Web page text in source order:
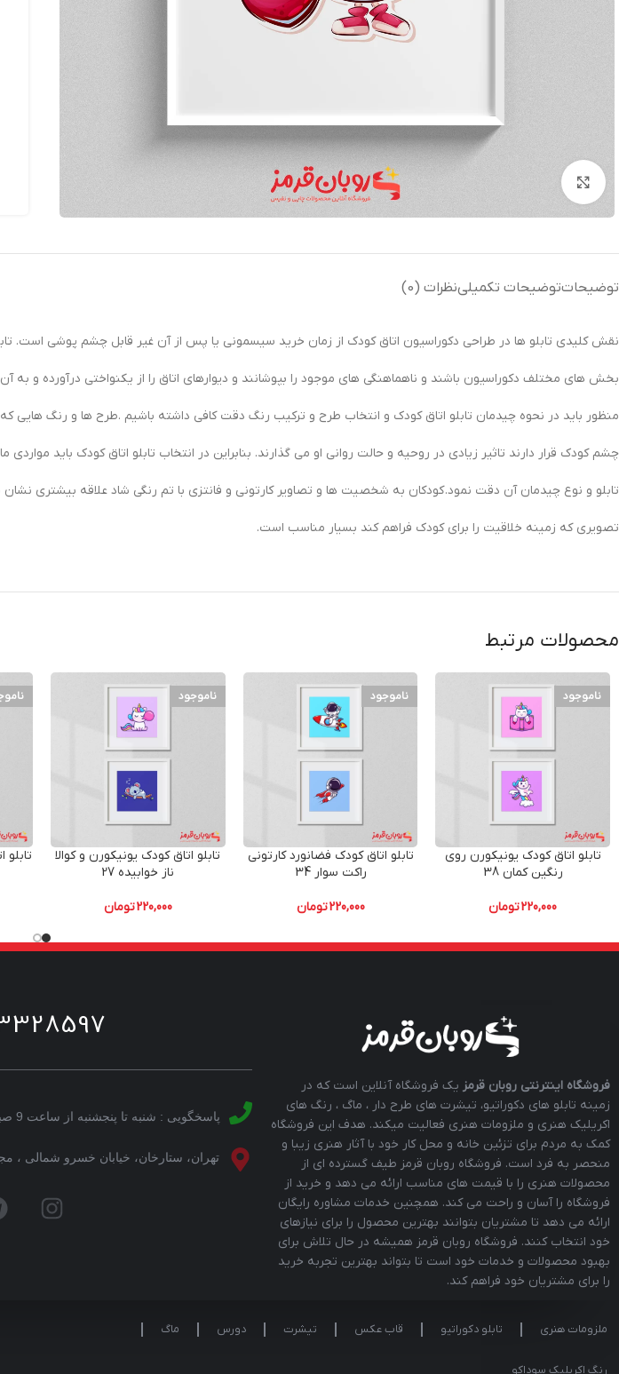
توضیحاتتوضیحات تکمیلینظرات (0)
نقش کلیدی تابلو ها در طراحی دکوراسیون اتاق کودک از زمان خرید سیسمونی یا پس از آن غیر قابل چشم پوشی است.
بخش های مختلف دکوراسیون باشند و ناهماهنگی های موجود را بپوشانند و دیوارهای اتاق را از یکنواختی درآورده و به
منظور باید در نحوه چیدمان تابلو اتاق کودک و انتخاب طرح و ترکیب رنگ دقت کافی داشته باشیم .طرح ها و رنگ هایی که
چشم کودک قرار دارند تاثیر زیادی در روحیه و حالت روانی او می گذارند. بنابراین در انتخاب تابلو اتاق کودک باید مواردی
تابلو و نوع چیدمان آن دقت نمود. کودکان به شخصیت ها و تصاویر کارتونی و فانتزی با تم رنگی شاد علاقه بیشتری
تصویری که زمینه خلاقیت را برای کودک فراهم کند بسیار مناسب است.
محصولات مرتبط
ناموجود
تابلو اتاق کودک یونیکورن روی
رنگین کمان 38
220,000تومان
ناموجود
تابلو اتاق کودک فضانورد کارتونی
راکت سوار 34
220,000تومان
ناموجود
تابلو اتاق کودک یونیکورن و کوالا
ناز خوابیده 27
220,000تومان
فروشگاه اینترنتی روبان قرمز یک فروشگاه آنلاین است که در
زمینه تابلو های دکوراتیو، تیشرت های طرح دار ، ماگ ، رنگ های
اکریلیک هنری و ملزومات هنری فعالیت میکند. هدف این فروشگاه
کمک به مردم برای تزئین خانه و محل کار خود با آثار هنری زیبا و
منحصر به فرد است. فروشگاه روبان قرمز طیف گسترده ای از
محصولات هنری را با قیمت های مناسب ارائه می دهد و خرید از
فروشگاه را آسان و راحت می کند. همچنین خدمات مشاوره رایگان
ارائه می دهد تا مشتریان بتوانند بهترین محصول را برای نیازهای
خود انتخاب کنند. فروشگاه روبان قرمز همیشه در حال تلاش برای
بهبود محصولات و خدمات خود است تا بتواند بهترین تجربه خرید
را برای مشتریان خود فراهم کند.
پاسخگویی : شنبه تا پنجشنبه از ساعت 9 صبح تا 5 عصر
تهران، ستارخان، خیابان خسرو شمالی ، مجتمع
ملزومات هنری تابلو دکوراتیو قاب عکس تیشرت دورس ماگ
رنگ اکریلیک سوداکو